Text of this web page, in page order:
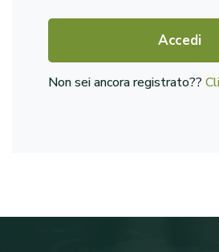
Accedi
Non sei ancora registrato??